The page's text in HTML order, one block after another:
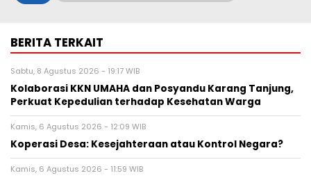
BERITA TERKAIT
Sabtu, 8 Agustus 2026 - 19:17 WIB
Kolaborasi KKN UMAHA dan Posyandu Karang Tanjung,
Perkuat Kepedulian terhadap Kesehatan Warga
Kamis, 6 Agustus 2026 - 12:09 WIB
Koperasi Desa: Kesejahteraan atau Kontrol Negara?
Kamis, 6 Agustus 2026 - 11:59 WIB